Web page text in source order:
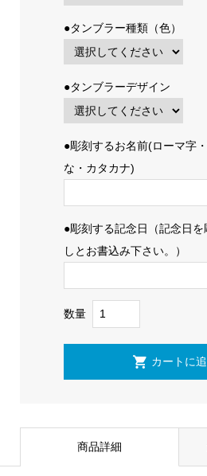
●タンブラー種類（色）
●タンブラーデザイン
●彫刻するお名前(ローマ字
な・カタカナ)
●彫刻する記念日（記念日
しとお書込み下さい。）
数量
商品詳細